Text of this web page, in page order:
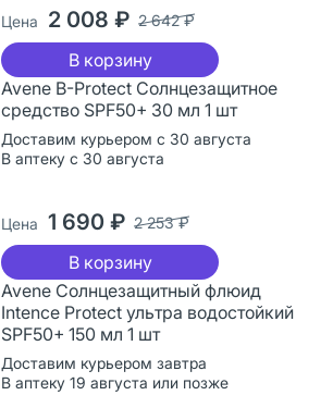
Цена 2 008 ₽ 2 642 ₽
В корзину
Avene B-Protect Солнцезащитное
средство SPF50+ 30 мл 1 шт
Доставим курьером с 30 августа
В аптеку с 30 августа
Цена 1 690 ₽ 2 253 ₽
В корзину
Avene Солнцезащитный флюид
Intence Protect ультра водостойкий
SPF50+ 150 мл 1 шт
Доставим курьером завтра
В аптеку 19 августа или позже